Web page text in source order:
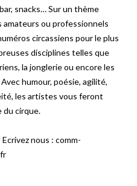
snacks… Sur un thème
amateurs ou professionnels
circassiens pour le plus
disciplines telles que
la jonglerie ou encore les
humour, poésie, agilité,
les artistes vous feront
du cirque.
nous : comm-